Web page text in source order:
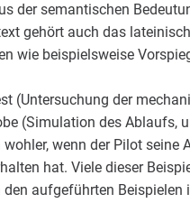
der semantischen
gehört auch das
wie beispielsweise
(Untersuchung der
(Simulation des Ablaufs,
wenn der Pilot
hat. Viele dieser
aufgeführten